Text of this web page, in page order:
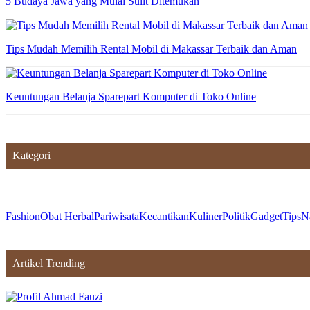
Tips Mudah Memilih Rental Mobil di Makassar Terbaik dan Aman
Keuntungan Belanja Sparepart Komputer di Toko Online
Kategori
FashionObat HerbalPariwisataKecantikanKulinerPolitikGadgetTips
Artikel Trending